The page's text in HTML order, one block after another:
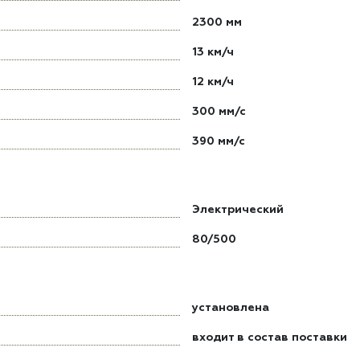
2300 мм
13 км/ч
12 км/ч
300 мм/с
390 мм/с
Электрический
80/500
установлена
входит в состав поставки